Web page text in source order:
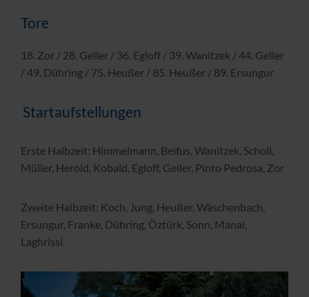
Tore
18. Zor / 28. Geller / 36. Egloff / 39. Wanitzek / 44. Geller
/ 49. Dühring / 75. Heußer / 85. Heußer / 89. Ersungur
Startaufstellungen
Erste Halbzeit: Himmelmann, Beifus, Wanitzek, Scholl,
Müller, Herold, Kobald, Egloff, Geller, Pinto Pedrosa, Zor
Zweite Halbzeit: Koch, Jung, Heußer, Wäschenbach,
Ersungur, Franke, Dühring, Öztürk, Sonn, Manai,
Laghrissi